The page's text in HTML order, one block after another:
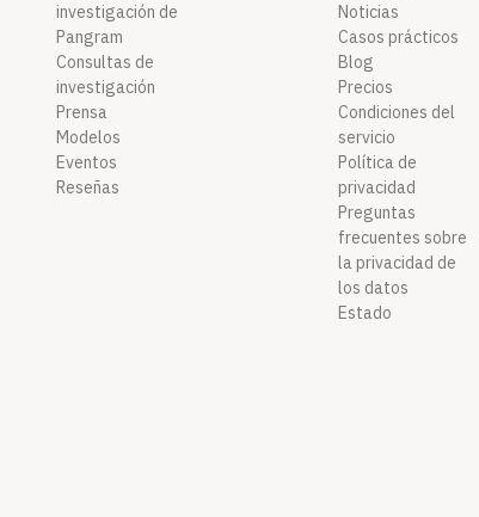
investigación de
Pangram
Consultas de
investigación
Prensa
Modelos
Eventos
Reseñas
Noticias
Casos prácticos
Blog
Precios
Condiciones del
servicio
Política de
privacidad
Preguntas
frecuentes sobre
la privacidad de
los datos
Estado